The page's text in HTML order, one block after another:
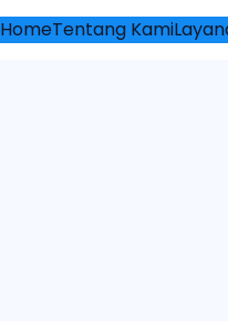
HomeTentang Kami